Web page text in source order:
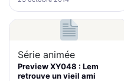
Série animée
Preview XY048 : Lem
retrouve un vieil ami